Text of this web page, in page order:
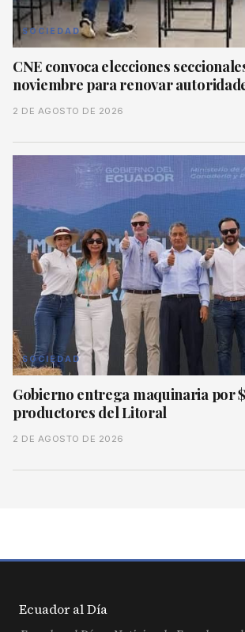
SOCIEDAD
CNE convoca elecciones
noviembre para renovar
2 DE AGOSTO DE 2026
SOCIEDAD
Gobierno entrega maquinaria por
productores del Litoral
2 DE AGOSTO DE 2026
Ecuador alDía